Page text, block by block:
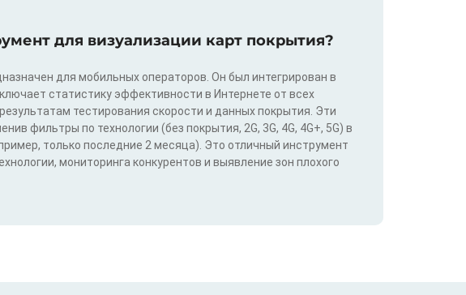
для визуализации карт покрытия?
для мобильных операторов. Он был интегрирован в
статистику эффективности в Интернете от всех
тестирования скорости и данных покрытия. Эти
фильтры по технологии (без покрытия, 2G, 3G, 4G, 4G+, 5G) в
только последние 2 месяца). Это отличный инструмент
мониторинга конкурентов и выявление зон плохого